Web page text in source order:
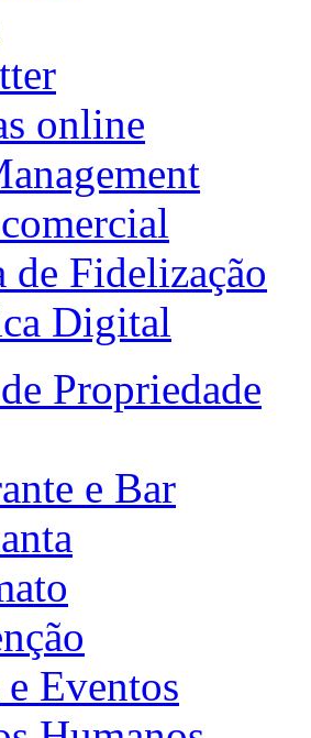
online
de Fidelização
Digital
Propriedade
e Bar
Eventos